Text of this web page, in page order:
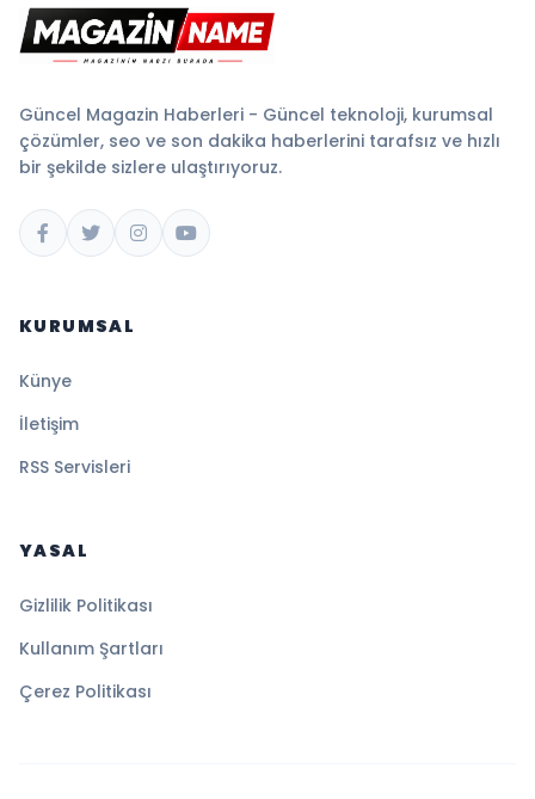
Güncel Magazin Haberleri - Güncel teknoloji, kurumsal
çözümler, seo ve son dakika haberlerini tarafsız ve hızlı
bir şekilde sizlere ulaştırıyoruz.
KURUMSAL
Künye
İletişim
RSS Servisleri
YASAL
Gizlilik Politikası
Kullanım Şartları
Çerez Politikası